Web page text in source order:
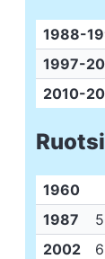
1988-
1997-
2010-
1960
1987
2002